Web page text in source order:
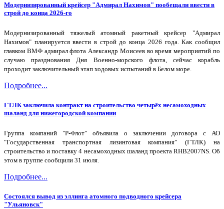
Модернизированный крейсер "Адмирал Нахимов" пообещали ввести в
строй до конца 2026-го
Модернизированный тяжелый атомный ракетный крейсер "Адмирал
Нахимов" планируется ввести в строй до конца 2026 года. Как сообщил
главком ВМФ адмирал флота Александр Моисеев во время мероприятий по
случаю празднования Дня Военно-морского флота, сейчас корабль
проходит заключительный этап ходовых испытаний в Белом море.
Подробнее...
ГТЛК заключила контракт на строительство четырёх несамоходных
шаланд для нижегородской компании
Группа компаний "Р-Флот" объявила о заключении договора с АО
"Государственная транспортная лизинговая компания" (ГТЛК) на
строительство и поставку 4 несамоходных шаланд проекта RHB2007NS. Об
этом в группе сообщили 31 июля.
Подробнее...
Состоялся вывод из эллинга атомного подводного крейсера
"Ульяновск"